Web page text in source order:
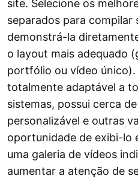
site. Selecione os
separados para compilar
demonstrá-la
o layout mais adequado
portfólio ou vídeo
totalmente adaptável a
sistemas, possui cerca
personalizável e outras
oportunidade de exibi-lo
uma galeria de vídeos
aumentar a atenção de